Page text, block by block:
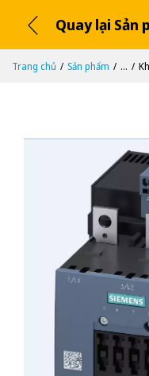
Quay lại Sản
Trang chủ Sản phẩm ...